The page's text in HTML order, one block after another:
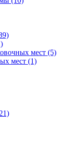
мест (5)
мест (1)